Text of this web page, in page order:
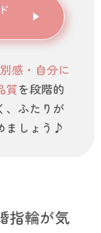
感・自分に
質を段階的
、ふたりが
ましょう♪
指輪が気